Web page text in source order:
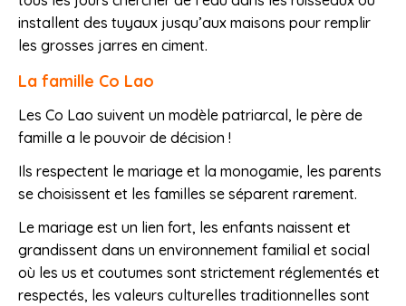
installent des tuyaux jusqu’aux maisons pour remplir
les grosses jarres en ciment.
La famille Co Lao
Les Co Lao suivent un modèle patriarcal, le père de
famille a le pouvoir de décision !
Ils respectent le mariage et la monogamie, les parents
se choisissent et les familles se séparent rarement.
Le mariage est un lien fort, les enfants naissent et
grandissent dans un environnement familial et social
où les us et coutumes sont strictement réglementés et
respectés, les valeurs culturelles traditionnelles sont